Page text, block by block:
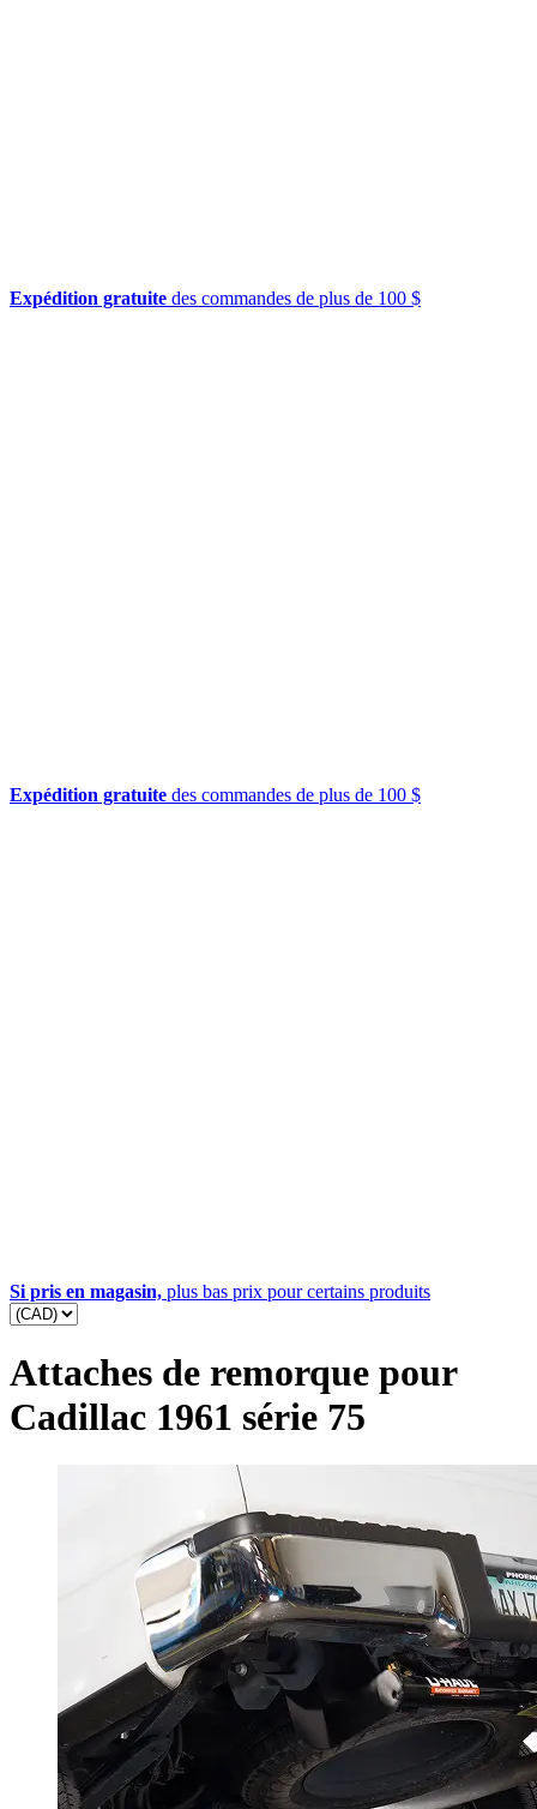
Expédition gratuite des commandes de plus de 100 $
Expédition gratuite des commandes de plus de 100 $
Si pris en magasin, plus bas prix pour certains produits
Attaches de remorque pour
Cadillac 1961 série 75